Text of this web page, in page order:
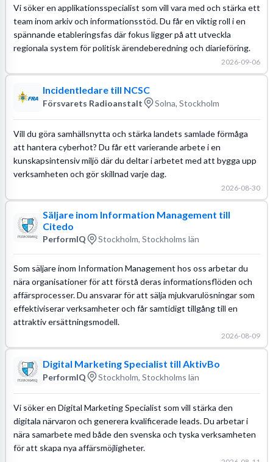
Vi söker en applikationsspecialist som vill vara med och stärka ett
team inom arkiv och informationsstöd. Du får en viktig roll i en
spännande etableringsfas där fokus ligger på att utveckla
regionala system för politisk ärendeberedning och diarieföring.
2026-09-06
Incidentledare till NCSC
Försvarets Radioanstalt Solna, Stockholm
Vill du göra samhällsnytta och stärka landets samlade förmåga
att hantera cyberhot? Du får ett varierande arbete i en
kunskapsintensiv miljö där du deltar i arbetet med att bygga upp
verksamheten och gör skillnad varje dag.
2026-08-30
Säljare inom Information Management till
Citedo
PerformIQ Stockholm, Stockholms län
Som säljare inom Information Management hos oss arbetar du
nära organisationer för att förstå deras informationsflöden och
affärsprocesser. Du ansvarar för att sälja mjukvarulösningar som
effektiviserar verksamheter och får samtidigt tillgång till en
attraktiv ersättningsmodell.
2026-08-09
Digital Marketing Specialist till AktivBo
PerformIQ Stockholm, Stockholms län
Vi söker en Digital Marketing Specialist som vill stärka den
digitala närvaron och generera kvalificerade leads. Du arbetar i
nära samarbete med både den svenska och tyska verksamheten
för att skapa nya affärsmöjligheter.